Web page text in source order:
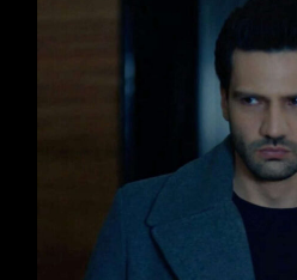
Scopre
Telecamera